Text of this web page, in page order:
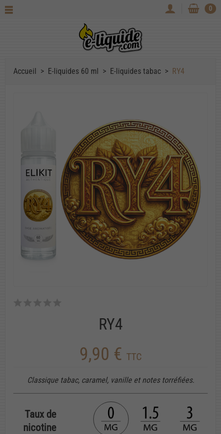
0
Accueil E-liquides 60 ml E-liquides tabac RY4
RY4
9,90 € TTC
Classique tabac, caramel, vanille et notes torréfiées.
Taux de
nicotine